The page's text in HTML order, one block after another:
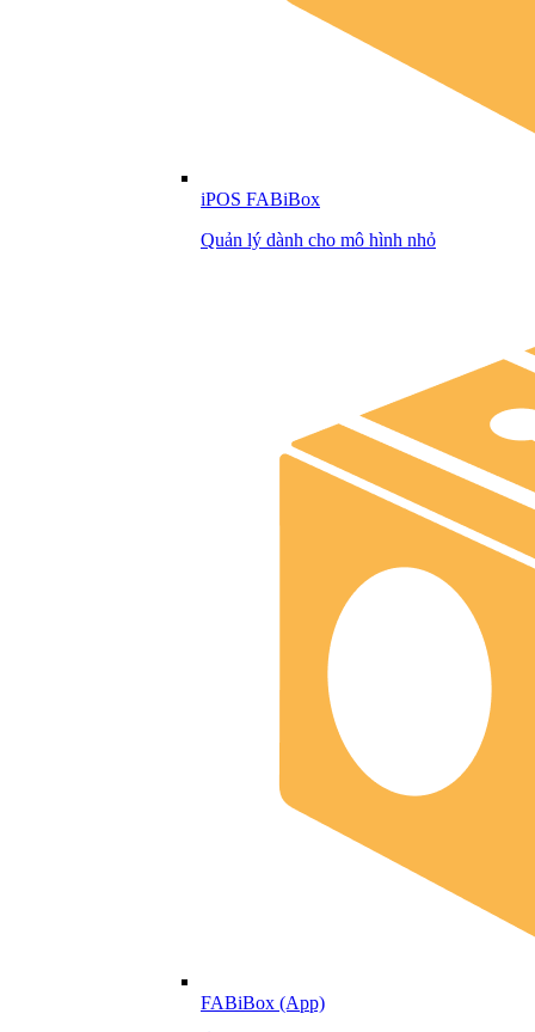
iPOS FABiBox
Quản lý dành cho mô hình nhỏ
FABiBox (App)